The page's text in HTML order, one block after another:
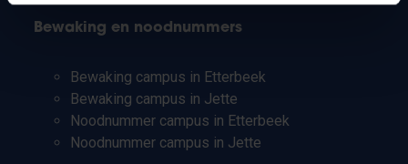
Bewaking en noodnummers
Bewaking campus in Etterbeek
Bewaking campus in Jette
Noodnummer campus in Etterbeek
Noodnummer campus in Jette